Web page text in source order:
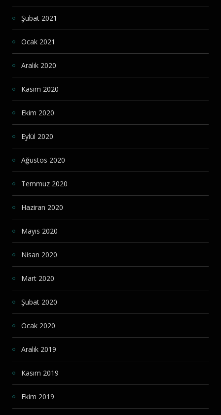
Şubat 2021
Ocak 2021
Aralık 2020
Kasım 2020
Ekim 2020
Eylül 2020
Ağustos 2020
Temmuz 2020
Haziran 2020
Mayıs 2020
Nisan 2020
Mart 2020
Şubat 2020
Ocak 2020
Aralık 2019
Kasım 2019
Ekim 2019